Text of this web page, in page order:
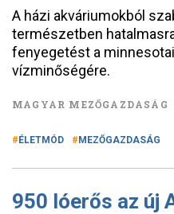
A házi akváriumokból
természetben
fenyegetést a
vízminőségére.
MAGYAR MEZŐGAZDASÁG
ÉLETMÓD MEZŐGAZDASÁG
950 lóerős az új